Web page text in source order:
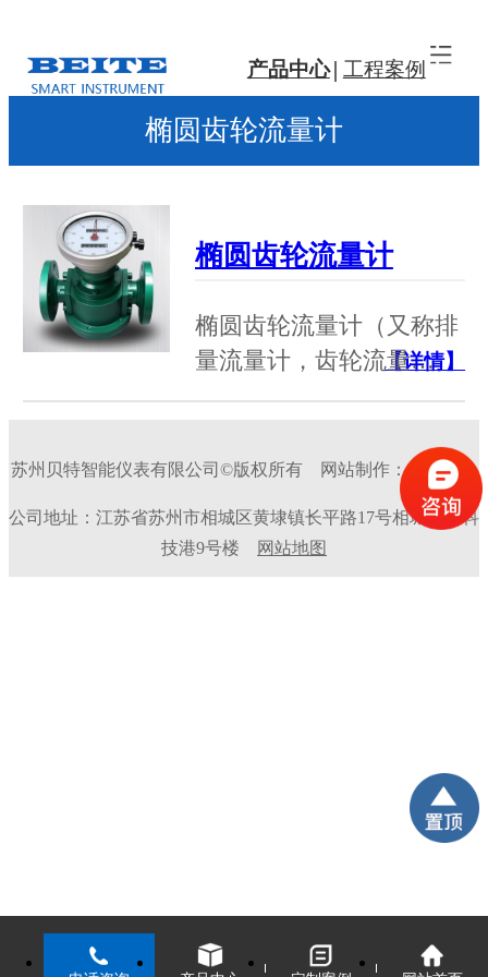
产品中心 工程案例
椭圆齿轮流量计
椭圆齿轮流量计
椭圆齿轮流量计（又称排
量流量计，齿轮流量…
【详情】
苏州贝特智能仪表有限公司©版权所有 网站制作：牛商股份
公司地址：江苏省苏州市相城区黄埭镇长平路17号相城生命科
技港9号楼
网站地图